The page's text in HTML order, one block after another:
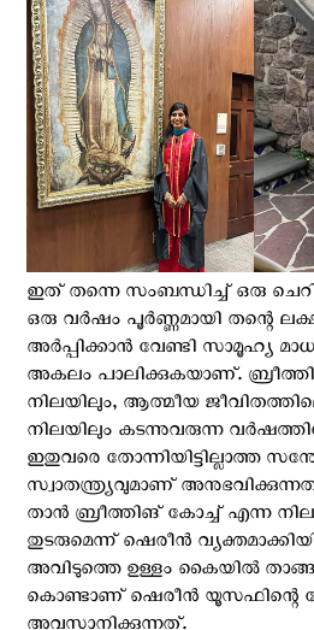
ഇത് തന്നെ സംബന്ധിച്ച് ഒരു
ഒരു വർഷം പൂർണ്ണമായി തന്റെ
അർപ്പിക്കാൻ വേണ്ടി സാമൂഹ്യ
അകലം പാലിക്കുകയാണ്.
നിലയിലും, ആത്മീയ
നിലയിലും കടന്നുവരുന്ന
ഇതുവരെ തോന്നിയിട്ടില്ലാത്ത
സ്വാതന്ത്ര്യവുമാണ്
താൻ ബ്രീത്തിങ് കോച്ച് എന്ന
തുടരുമെന്ന് ഷെരീൻ
അവിടുത്തെ ഉള്ളം കൈയില്‍
കൊണ്ടാണ് ഷെരീൻ യൂസഫിന്റെ